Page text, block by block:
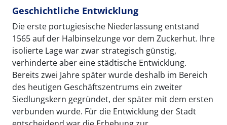
Geschichtliche Entwicklung
Die erste portugiesische Niederlassung entstand
1565 auf der Halbinselzunge vor dem Zuckerhut. Ihre
isolierte Lage war zwar strategisch günstig,
verhinderte aber eine städtische Entwicklung.
Bereits zwei Jahre später wurde deshalb im Bereich
des heutigen Geschäftszentrums ein zweiter
Siedlungskern gegründet, der später mit dem ersten
verbunden wurde. Für die Entwicklung der Stadt